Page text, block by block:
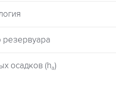
осадков (ha)